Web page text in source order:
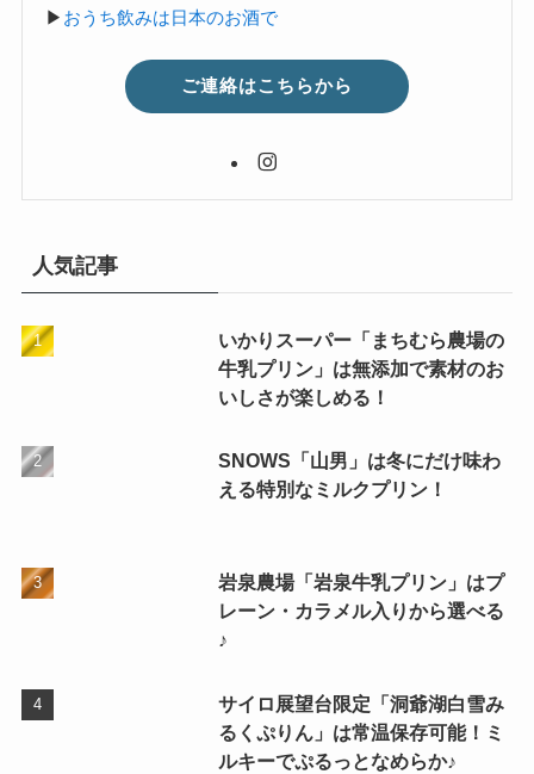
▶ おうち飲みは日本のお酒で
ご連絡はこちらから
人気記事
いかりスーパー「まちむら農場の
牛乳プリン」は無添加で素材のお
いしさが楽しめる！
SNOWS「山男」は冬にだけ味わ
える特別なミルクプリン！
岩泉農場「岩泉牛乳プリン」はプ
レーン・カラメル入りから選べる
♪
サイロ展望台限定「洞爺湖白雪み
るくぷりん」は常温保存可能！ミ
ルキーでぷるっとなめらか♪